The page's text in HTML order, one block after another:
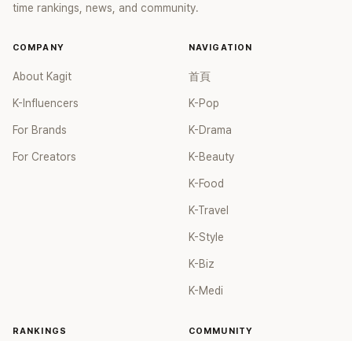
time rankings, news, and community.
COMPANY
About Kagit
K-Influencers
For Brands
For Creators
NAVIGATION
首頁
K-Pop
K-Drama
K-Beauty
K-Food
K-Travel
K-Style
K-Biz
K-Medi
RANKINGS COMMUNITY